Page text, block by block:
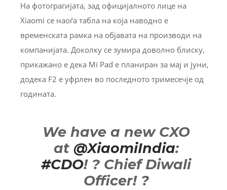
На фотограгијата, зад официјалното лице на
Xiaomi се наоѓа табла на која наводно е
временската рамка на објавата на производи на
компанијата. Доколку се зумира доволно блиску,
прикажано е дека Mi Pad е планиран за мај и јуни,
додека F2 е уфрлен во последното тримесечје од
годината.
We have a new CXO
at @XiaomiIndia:
#CDO! ? Chief Diwali
Officer! ?